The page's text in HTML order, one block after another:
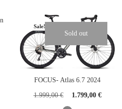
Sale!
Sold out
FOCUS- Atlas 6.7 2024
1.999,00€ 1.799,00 €